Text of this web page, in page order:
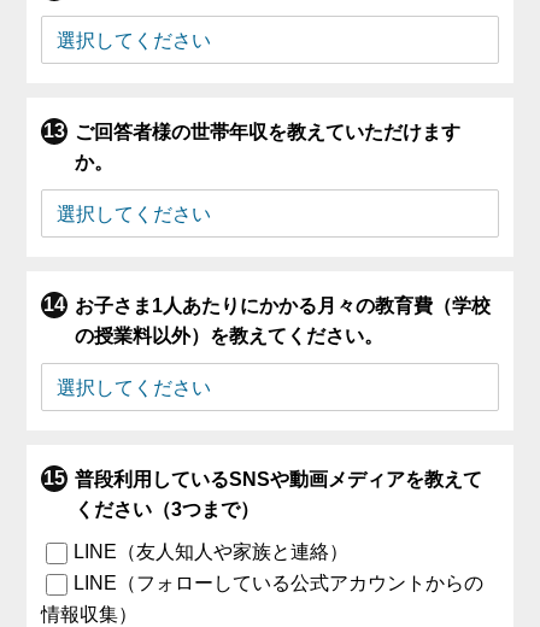
ご回答者様の世帯年収を教えていただけます
か。
お子さま1人あたりにかかる月々の教育費（学校
の授業料以外）を教えてください。
普段利用しているSNSや動画メディアを教えて
ください（3つまで）
LINE（友人知人や家族と連絡）
LINE（フォローしている公式アカウントからの
情報収集）